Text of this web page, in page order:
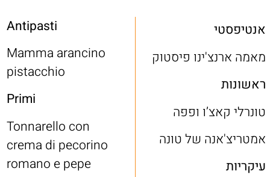
אנטיפסטי
מאמה ארנצ'ינו פיסטוק
ראשונות
טונרלי קאצ’ו ופפה
אמטריצ'אנה של טונה
עיקריות
Antipasti
Mamma arancino
pistacchio
Primi
Tonnarello con
crema di pecorino
romano e pepe